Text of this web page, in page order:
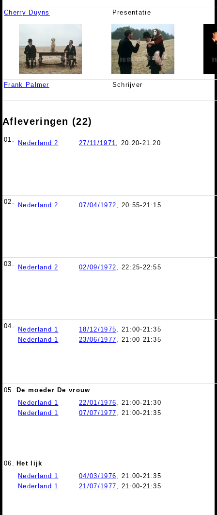
Cherry Duyns Presentatie
Frank Palmer Schrijver
Afleveringen (22)
01. Nederland 2 27/11/1971, 20:20-21:20
02. Nederland 2 07/04/1972, 20:55-21:15
03. Nederland 2 02/09/1972, 22:25-22:55
04. Nederland 1 18/12/1975, 21:00-21:35
Nederland 1
23/06/1977, 21:00-21:35
05. De moeder De vrouw
Nederland 1
22/01/1976, 21:00-21:30
Nederland 1
07/07/1977, 21:00-21:35
06. Het lijk
Nederland 1
04/03/1976, 21:00-21:35
Nederland 1
21/07/1977, 21:00-21:35